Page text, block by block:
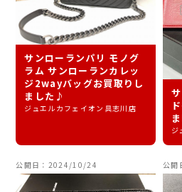
サンローランパリ モノグ
ラム サンローランカレッ
ジ2wayバッグお買取りし
ました♪
ジュエルカフェイオン具志川店
ジ
公開日：2024/10/24 公